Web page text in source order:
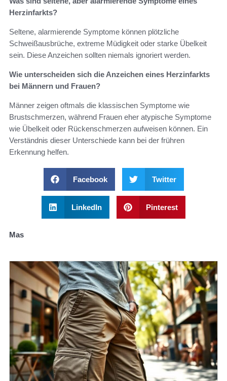
Herzinfarkts?
Seltene, alarmierende Symptome können plötzliche
Schweißausbrüche, extreme Müdigkeit oder starke Übelkeit
sein. Diese Anzeichen sollten niemals ignoriert werden.
Wie unterscheiden sich die Anzeichen eines Herzinfarkts
bei Männern und Frauen?
Männer zeigen oftmals die klassischen Symptome wie
Brustschmerzen, während Frauen eher atypische Symptome
wie Übelkeit oder Rückenschmerzen aufweisen können. Ein
Verständnis dieser Unterschiede kann bei der frühren
Erkennung helfen.
Facebook Twitter
LinkedIn Pinterest
Mas